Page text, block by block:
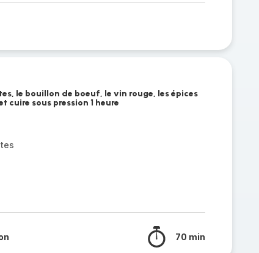
le bouillon de boeuf, le vin rouge, les épices
cuire sous pression 1 heure
70 min